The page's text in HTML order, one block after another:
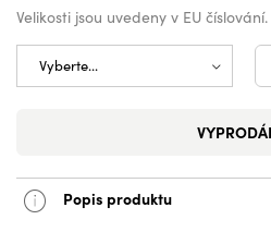
Velikosti jsou uvedeny v EU číslování.
Popis produktu